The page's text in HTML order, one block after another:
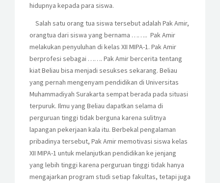
hidupnya kepada para siswa.
Salah satu orang tua siswa tersebut adalah Pak Amir,
orangtua dari siswa yang bernama …….. Pak Amir
melakukan penyuluhan di kelas XII MIPA-1. Pak Amir
berprofesi sebagai ……. Pak Amir bercerita tentang
kiat Beliau bisa menjadi sesukses sekarang. Beliau
yang pernah mengenyam pendidikan di Universitas
Muhammadiyah Surakarta sempat berada pada situasi
terpuruk. Ilmu yang Beliau dapatkan selama di
perguruan tinggi tidak berguna karena sulitnya
lapangan pekerjaan kala itu. Berbekal pengalaman
pribadinya tersebut, Pak Amir memotivasi siswa kelas
XII MIPA-1 untuk melanjutkan pendidikan ke jenjang
yang lebih tinggi karena perguruan tinggi tidak hanya
mengajarkan program studi setiap fakultas, tetapi juga